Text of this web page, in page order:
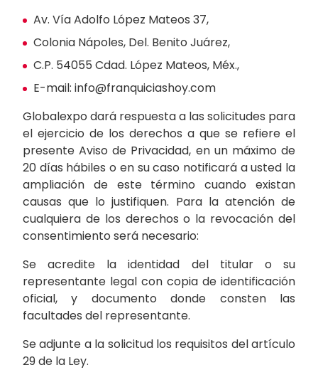
Av. Vía Adolfo López Mateos 37,
Colonia Nápoles, Del. Benito Juárez,
C.P. 54055 Cdad. López Mateos, Méx.,
E-mail: info@franquiciashoy.com
Globalexpo dará respuesta a las solicitudes para
el ejercicio de los derechos a que se refiere el
presente Aviso de Privacidad, en un máximo de
20 días hábiles o en su caso notificará a usted la
ampliación de este término cuando existan
causas que lo justifiquen. Para la atención de
cualquiera de los derechos o la revocación del
consentimiento será necesario:
Se acredite la identidad del titular o su
representante legal con copia de identificación
oficial, y documento donde consten las
facultades del representante.
Se adjunte a la solicitud los requisitos del artículo
29 de la Ley.